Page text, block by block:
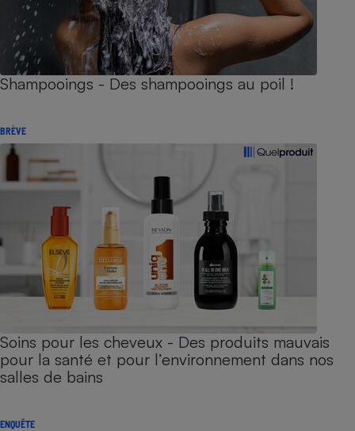
Shampooings - Des shampooings au poil !
BRÈVE
Soins pour les cheveux - Des produits mauvais
pour la santé et pour l’environnement dans nos
salles de bains
ENQUÊTE